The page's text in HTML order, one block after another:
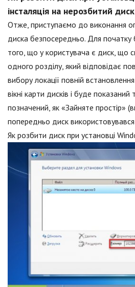
інсталяція на нерозбитий диск
Отже, приступаємо до виконання
диска безпосередньо. Для
того, що у користувача є диск, що
одного розділу, який відповідає
вибору локації повній
вікні карти дисків і буде показаний
позначений, як «Зайняте простір»
попередньо диск використовувався
Як розбити диск при установці